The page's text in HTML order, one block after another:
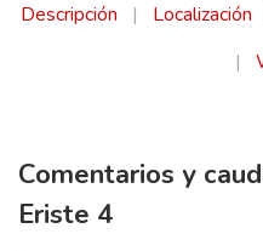
Descripción | Localización
|
Comentarios y
Eriste 4